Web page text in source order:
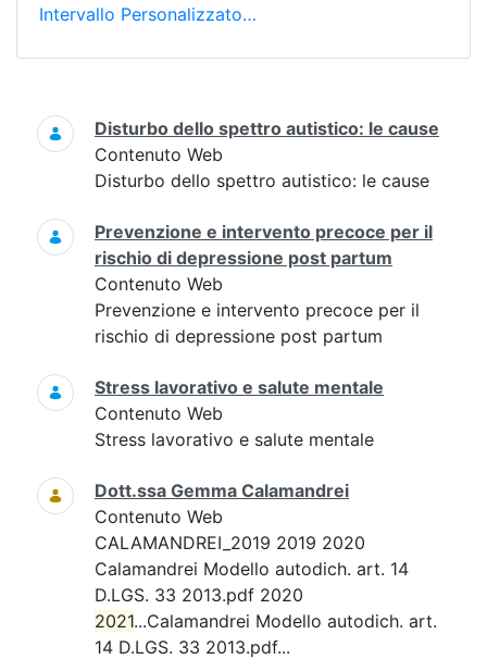
Intervallo Personalizzato…
Ricerca
Disturbo dello spettro autistico: le cause
Contenuto Web
Disturbo dello spettro autistico: le cause
Prevenzione e intervento precoce per il
rischio di depressione post partum
Contenuto Web
Prevenzione e intervento precoce per il
rischio di depressione post partum
Stress lavorativo e salute mentale
Contenuto Web
Stress lavorativo e salute mentale
Dott.ssa Gemma Calamandrei
Contenuto Web
CALAMANDREI_2019 2019 2020
Calamandrei Modello autodich. art. 14
D.LGS. 33 2013.pdf 2020
2021...Calamandrei Modello autodich. art.
14 D.LGS. 33 2013.pdf...